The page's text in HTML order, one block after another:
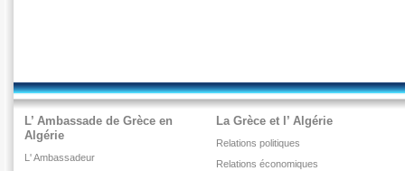
L’ Ambassade de Grèce en
Algérie
L' Ambassadeur
La Grèce et l’ Algérie
Relations politiques
Relations économiques